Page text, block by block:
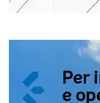
Per
e